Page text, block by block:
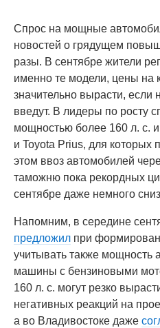
Спрос на мощные
новостей о грядущем
разы. В сентябре жители
именно те модели, цены на
значительно вырасти, если
введут. В лидеры по росту
мощностью более 160 л. с.
и Toyota Prius, для которых
этом ввоз автомобилей
таможню пока рекордных
сентябре даже немного
Напомним, в середине
предложил при
учитывать также мощность
машины с бензиновыми
160 л. с. могут резко
негативных реакций на
а во Владивостоке даже